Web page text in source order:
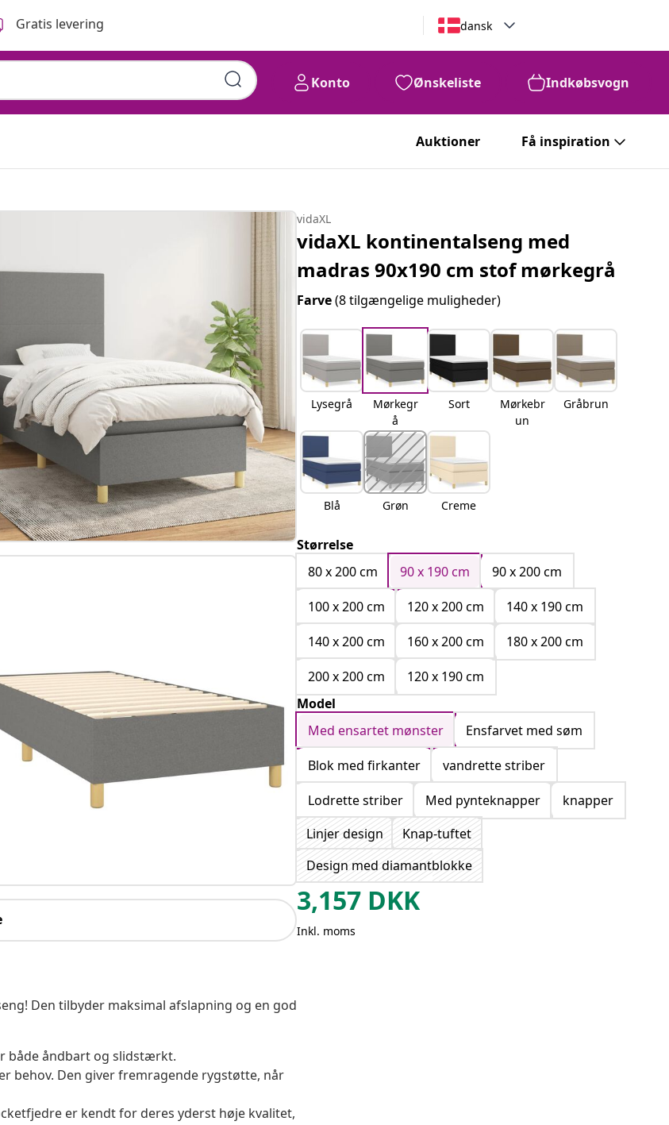
Gratis levering dansk
Konto Ønskeliste Indkøbsvogn
Auktioner Få inspiration
Den tilbyder maksimal afslapning og en god
både åndbart og slidstærkt.
behov. Den giver fremragende rygstøtte, når
er kendt for deres yderst høje kvalitet,
vidaXL
vidaXL kontinentalseng med
madras 90x190 cm stof mørkegrå
Farve(8 tilgængelige muligheder)
Lysegrå
Mørkegr
å
Sort
Mørkebr
un
Gråbrun
Blå Grøn Creme
Størrelse
80 x 200 cm
90 x 190 cm
90 x 200 cm
100 x 200 cm
120 x 200 cm
140 x 190 cm
140 x 200 cm
160 x 200 cm
180 x 200 cm
200 x 200 cm
120 x 190 cm
Model
Med ensartet mønster
Ensfarvet med søm
Blok med firkanter
vandrette striber
Lodrette striber
Med pynteknapper
knapper
Linjer design
Knap-tuftet
Design med diamantblokke
3,157 DKK
Inkl. moms